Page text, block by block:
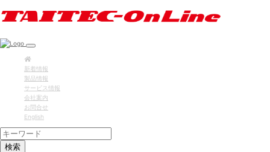
新着情報
製品情報
サービス情報
会社案内
お問合せ
English
検索